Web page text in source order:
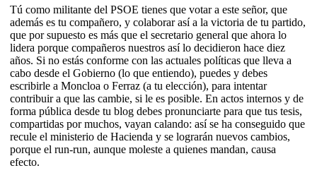
Tú como militante del PSOE tienes que votar a este señor, que
además es tu compañero, y colaborar así a la victoria de tu partido,
que por supuesto es más que el secretario general que ahora lo
lidera porque compañeros nuestros así lo decidieron hace diez
años. Si no estás conforme con las actuales políticas que lleva a
cabo desde el Gobierno (lo que entiendo), puedes y debes
escribirle a Moncloa o Ferraz (a tu elección), para intentar
contribuir a que las cambie, si le es posible. En actos internos y de
forma pública desde tu blog debes pronunciarte para que tus tesis,
compartidas por muchos, vayan calando: así se ha conseguido que
recule el ministerio de Hacienda y se lograrán nuevos cambios,
porque el run-run, aunque moleste a quienes mandan, causa
efecto.